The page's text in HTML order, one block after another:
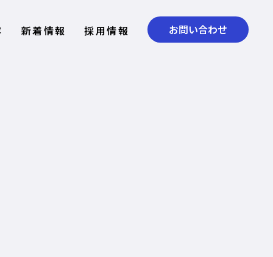
新着情報 採用情報 お問い合わせ